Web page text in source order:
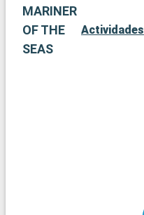
MARINER
OF THE
SEAS
Actividades